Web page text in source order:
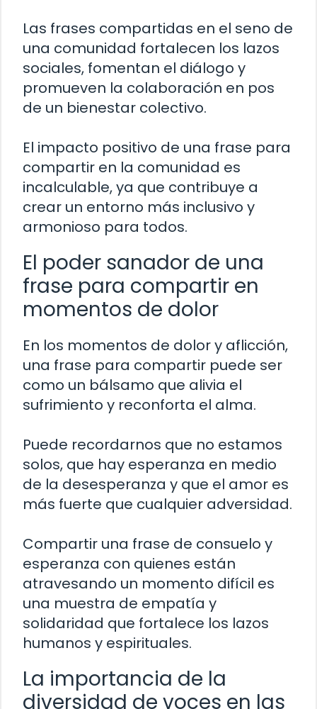
Las frases compartidas en el seno de
una comunidad fortalecen los lazos
sociales, fomentan el diálogo y
promueven la colaboración en pos
de un bienestar colectivo.
El impacto positivo de una frase para
compartir en la comunidad es
incalculable, ya que contribuye a
crear un entorno más inclusivo y
armonioso para todos.
El poder sanador de una
frase para compartir en
momentos de dolor
En los momentos de dolor y aflicción,
una frase para compartir puede ser
como un bálsamo que alivia el
sufrimiento y reconforta el alma.
Puede recordarnos que no estamos
solos, que hay esperanza en medio
de la desesperanza y que el amor es
más fuerte que cualquier adversidad.
Compartir una frase de consuelo y
esperanza con quienes están
atravesando un momento difícil es
una muestra de empatía y
solidaridad que fortalece los lazos
humanos y espirituales.
La importancia de la
diversidad de voces en las